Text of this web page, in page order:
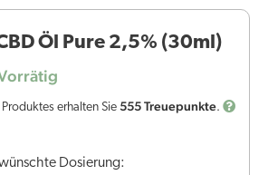
Öl Pure 2,5% (30ml)
erhalten Sie 555Treuepunkte.
Dosierung: